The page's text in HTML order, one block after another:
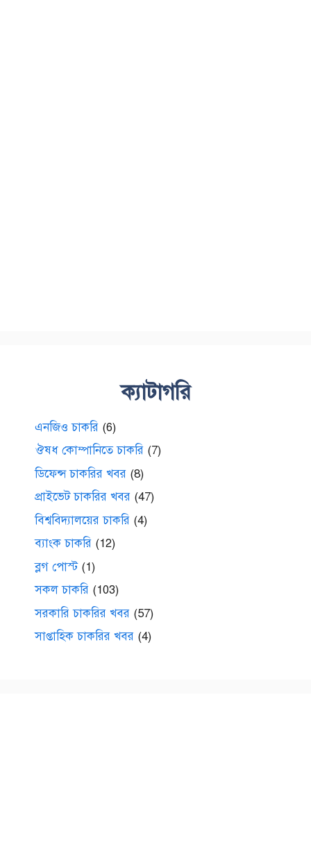
ক্যাটাগরি
এনজিও চাকরি (6)
ঔষধ কোম্পানিতে চাকরি (7)
ডিফেন্স চাকরির খবর (8)
প্রাইভেট চাকরির খবর (47)
বিশ্ববিদ্যালয়ের চাকরি (4)
ব্যাংক চাকরি (12)
ব্লগ পোস্ট(1)
সকল চাকরি (103)
সরকারি চাকরির খবর (57)
সাপ্তাহিক চাকরির খবর (4)